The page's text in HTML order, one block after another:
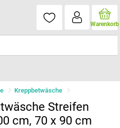
Warenkorb
Kreppbetwäsche
Streifen
cm, 70 x 90 cm